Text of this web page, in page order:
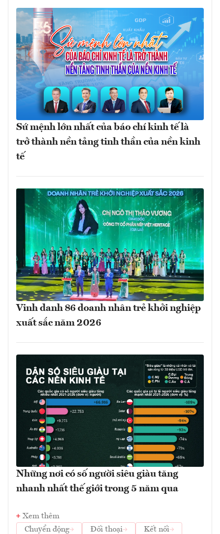
Sứ mệnh lớn nhất của báo chí kinh tế là
trở thành nền tảng tinh thần của nền kinh
tế
Vinh danh 86 doanh nhân trẻ khởi nghiệp
xuất sắc năm 2026
Những nơi có số người siêu giàu tăng
nhanh nhất thế giới trong 5 năm qua
Xem thêm
Chuyển động
Đối thoại
Kết nối